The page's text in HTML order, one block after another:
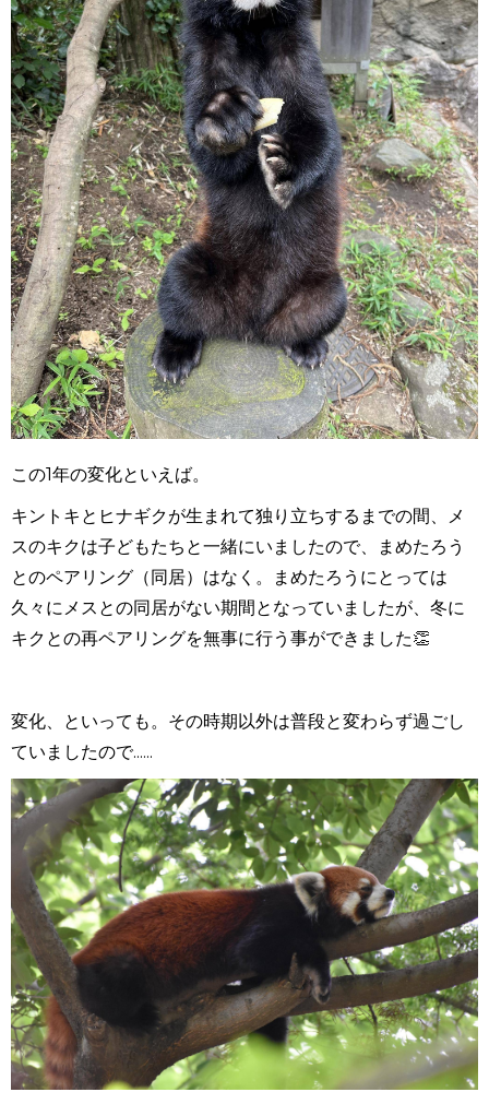
この1年の変化といえば。
キントキとヒナギクが生まれて独り立ちするまでの間、メ
スのキクは子どもたちと一緒にいましたので、まめたろう
とのペアリング（同居）はなく。まめたろうにとっては
久々にメスとの同居がない期間となっていましたが、冬に
キクとの再ペアリングを無事に行う事ができました👏
変化、といっても。その時期以外は普段と変わらず過ごし
ていましたので......